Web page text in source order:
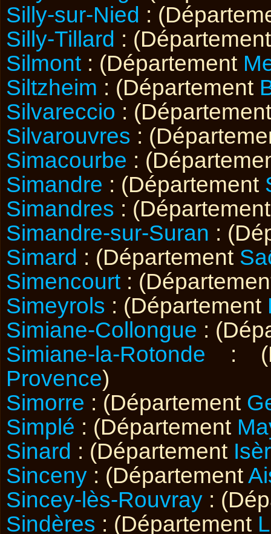
Silly-sur-Nied :
Silly-Tillard :
Silmont : (Département
Siltzheim : (Département
Silvareccio :
Silvarouvres :
Simacourbe :
Simandre : (Département
Simandres :
Simandre-sur-Suran :
Simard : (Département
Simencourt :
Simeyrols : (Département
Simiane-Collongue :
Simiane-la-Rotonde :
Provence)
Simorre : (Département
Simplé : (Département
Sinard : (Département
Sinceny : (Département
Sincey-lès-Rouvray :
Sindères : (Département